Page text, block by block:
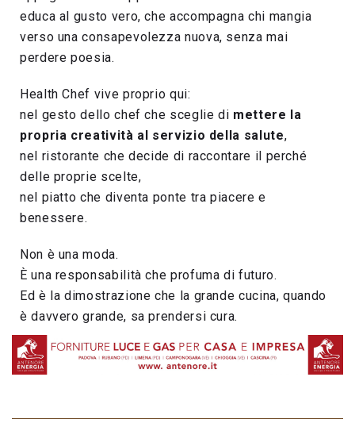
educa al gusto vero, che accompagna chi mangia
verso una consapevolezza nuova, senza mai
perdere poesia.
Health Chef vive proprio qui:
nel gesto dello chef che sceglie di mettere la
propria creatività al servizio della salute,
nel ristorante che decide di raccontare il perché
delle proprie scelte,
nel piatto che diventa ponte tra piacere e
benessere.
Non è una moda.
È una responsabilità che profuma di futuro.
Ed è la dimostrazione che la grande cucina, quando
è davvero grande, sa prendersi cura.